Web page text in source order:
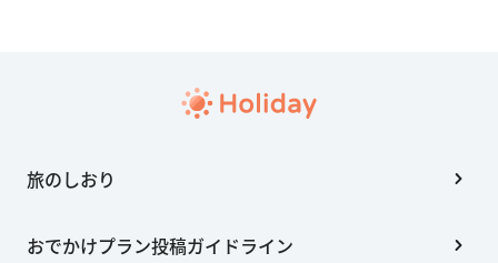
旅のしおり
おでかけプラン投稿ガイドライン